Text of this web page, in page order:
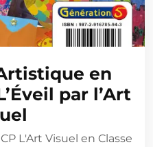
en
par l’Art
L'Art Visuel en Classe